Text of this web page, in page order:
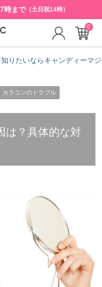
時まで（土日祝14時）
りたいならキャンディーマ
カラコンのトラブル
は？具体的な対
0